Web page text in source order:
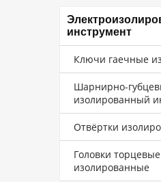
инструмент
Ключи гаечные
Шарнирно-
изолированный
Отвёртки
Головки торцевые
изолированные